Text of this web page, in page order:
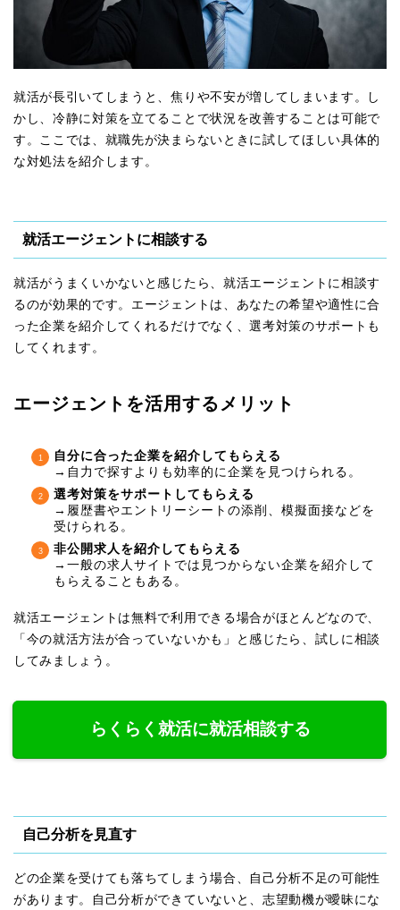
就活が長引いてしまうと、焦りや不安が増してしまいます。し
かし、冷静に対策を立てることで状況を改善することは可能で
す。ここでは、就職先が決まらないときに試してほしい具体的
な対処法を紹介します。
就活エージェントに相談する
就活がうまくいかないと感じたら、就活エージェントに相談す
るのが効果的です。エージェントは、あなたの希望や適性に合
った企業を紹介してくれるだけでなく、選考対策のサポートも
してくれます。
エージェントを活用するメリット
自分に合った企業を紹介してもらえる
→自力で探すよりも効率的に企業を見つけられる。
選考対策をサポートしてもらえる
→履歴書やエントリーシートの添削、模擬面接などを
受けられる。
非公開求人を紹介してもらえる
→一般の求人サイトでは見つからない企業を紹介して
もらえることもある。
就活エージェントは無料で利用できる場合がほとんどなので、
「今の就活方法が合っていないかも」と感じたら、試しに相談
してみましょう。
らくらく就活に就活相談する
自己分析を見直す
どの企業を受けても落ちてしまう場合、自己分析不足の可能性
があります。自己分析ができていないと、志望動機が曖昧にな